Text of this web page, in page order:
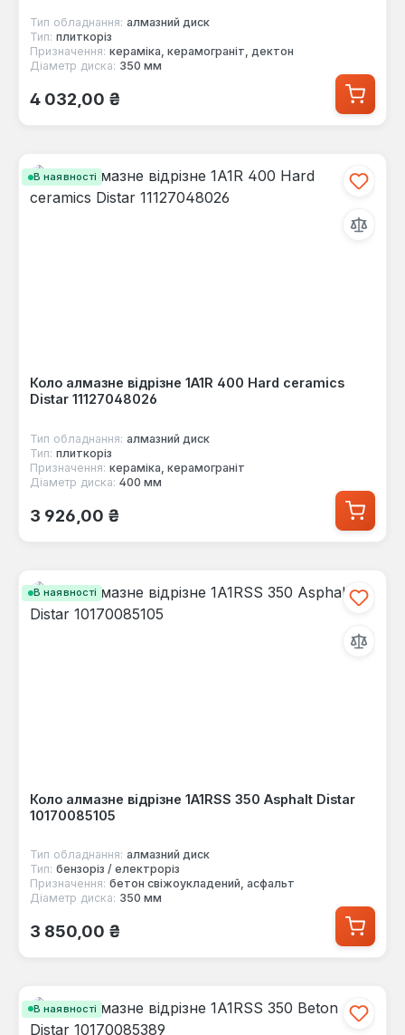
Тип обладнання: алмазний диск
Тип: плиткоріз
Призначення: кераміка, керамограніт, дектон
Діаметр диска: 350 мм
Звичайна ціна:
4 032,00 ₴
В наявності
Коло алмазне відрізне 1A1R 400 Hard ceramics
Distar 11127048026
Тип обладнання: алмазний диск
Тип: плиткоріз
Призначення: кераміка, керамограніт
Діаметр диска: 400 мм
Звичайна ціна:
3 926,00 ₴
В наявності
Коло алмазне відрізне 1A1RSS 350 Asphalt Distar
10170085105
Тип обладнання: алмазний диск
Тип: бензоріз / електроріз
Призначення: бетон свіжоукладений, асфальт
Діаметр диска: 350 мм
Звичайна ціна:
3 850,00 ₴
В наявності